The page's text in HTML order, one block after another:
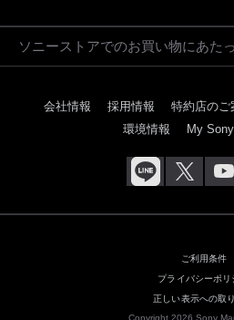
ソニーストアでのお買い物にあた
会社情報 採用情報 特約店のご
環境情報
My
ご利用条件
プライバシーポリ
正しい表示への取
Copyright 2026 Sony